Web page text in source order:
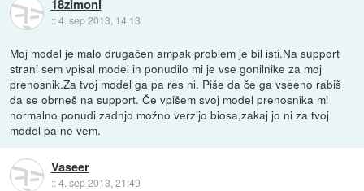
18zimoni
::4. sep 2013, 14:13
Moj model je malo drugačen ampak problem je bil isti.Na support
strani sem vpisal model in ponudilo mi je vse gonilnike za moj
prenosnik.Za tvoj model ga pa res ni. Piše da če ga vseeno rabiš
da se obrneš na support. Če vpišem svoj model prenosnika mi
normalno ponudi zadnjo možno verzijo biosa,zakaj jo ni za tvoj
model pa ne vem.
Vaseer
::4. sep 2013, 21:49